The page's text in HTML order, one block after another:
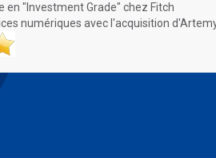
en "Investment Grade" chez Fitch
numériques avec l'acquisition